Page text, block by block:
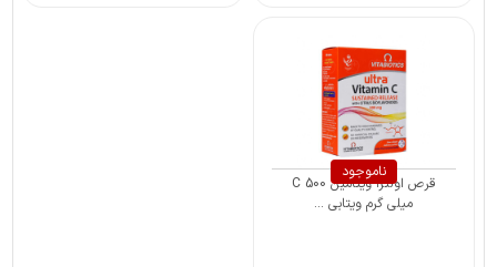
ناموجود
قرص اولترا ویتامین C 500
میلی گرم ویتابی ...